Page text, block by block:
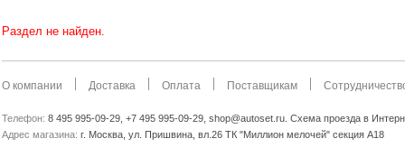
Раздел не найден.
О компании Доставка Оплата Поставщикам
Телефон: 8 495 995-09-29, +7 495 995-09-29, shop@autoset.ru. Схема проезда в
Адрес магазина: г. Москва, ул. Пришвина, вл.26 ТК "Миллион мелочей" секция А18